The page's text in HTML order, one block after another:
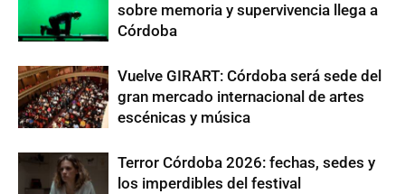
sobre memoria y supervivencia llega a
Córdoba
Vuelve GIRART: Córdoba será sede del
gran mercado internacional de artes
escénicas y música
Terror Córdoba 2026: fechas, sedes y
los imperdibles del festival